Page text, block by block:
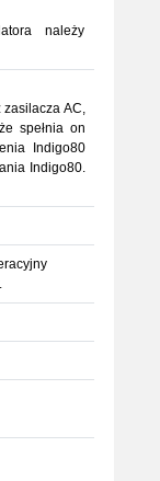
należy
AC,
spełnia on
Indigo80
Indigo80.